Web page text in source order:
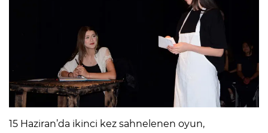
15 Haziran’da ikinci kez sahnelenen oyun,